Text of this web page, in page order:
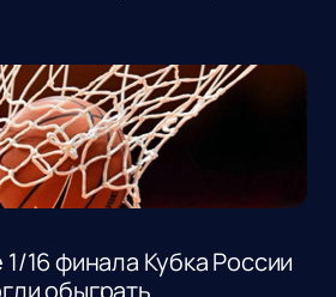
16 финала Кубка России